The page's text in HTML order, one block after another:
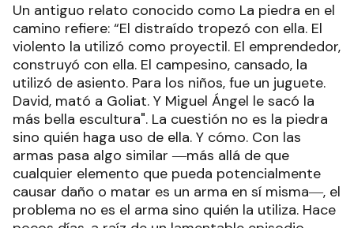
Un antiguo relato conocido como La piedra en el
camino refiere: “El distraído tropezó con ella. El
violento la utilizó como proyectil. El emprendedor,
construyó con ella. El campesino, cansado, la
utilizó de asiento. Para los niños, fue un juguete.
David, mató a Goliat. Y Miguel Ángel le sacó la
más bella escultura". La cuestión no es la piedra
sino quién haga uso de ella. Y cómo. Con las
armas pasa algo similar ―más allá de que
cualquier elemento que pueda potencialmente
causar daño o matar es un arma en sí misma―, el
problema no es el arma sino quién la utiliza. Hace